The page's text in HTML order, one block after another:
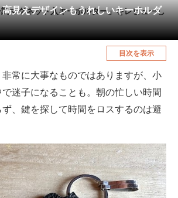
本・DVD・CD
生活用品
食品・飲料・お酒
合ページ
見えデザインもうれしいキーホルダ
マグネット入キーホルダー」をレビューし
目次を表示
常に大事なものではありますが、小
迷子になることも。朝の忙しい時間
、鍵を探して時間をロスするのは避